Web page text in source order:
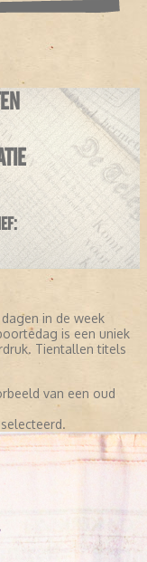
in de week
is een uniek
Tientallen titels
van een oud